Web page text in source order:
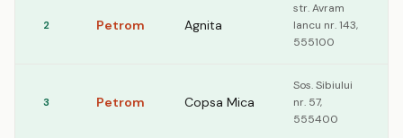
2 Petrom Agnita
str. Avram
Iancu nr. 143,
555100
3 Petrom Copsa Mica
Sos. Sibiului
nr. 57,
555400